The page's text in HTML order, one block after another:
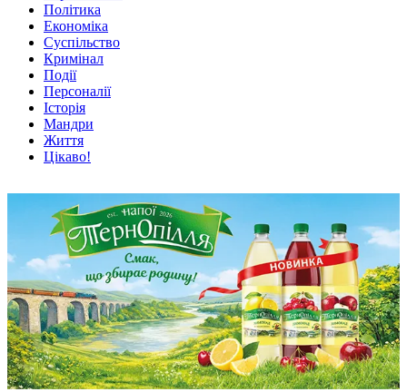
Політика
Економіка
Суспільство
Кримінал
Події
Персоналії
Історія
Мандри
Життя
Цікаво!